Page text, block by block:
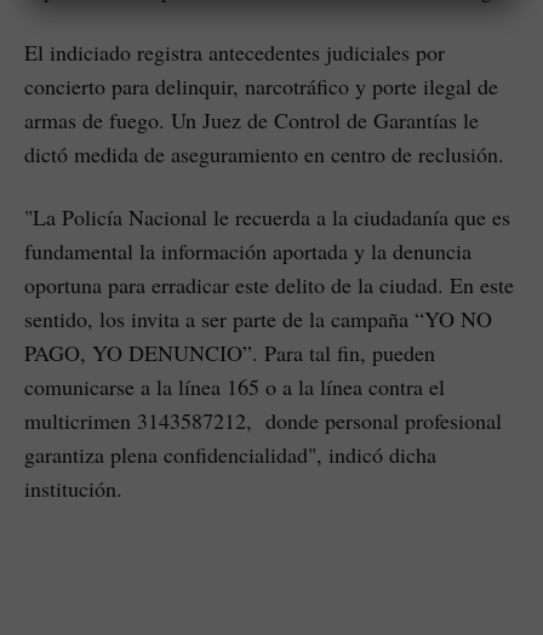
El indiciado registra antecedentes judiciales por
concierto para delinquir, narcotráfico y porte ilegal de
armas de fuego. Un Juez de Control de Garantías le
dictó medida de aseguramiento en centro de reclusión.
"La Policía Nacional le recuerda a la ciudadanía que es
fundamental la información aportada y la denuncia
oportuna para erradicar este delito de la ciudad. En este
sentido, los invita a ser parte de la campaña “YO NO
PAGO, YO DENUNCIO”. Para tal fin, pueden
comunicarse a la línea 165 o a la línea contra el
multicrimen 3143587212, donde personal profesional
garantiza plena confidencialidad", indicó dicha
institución.